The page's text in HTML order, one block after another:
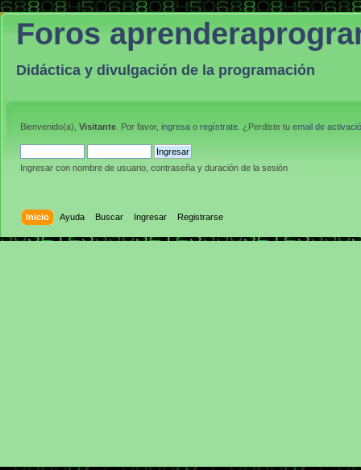
Foros
Didáctica y divulgación de la programación
Bienvenido(a), Visitante . Por favor, ingresa o regístrate . ¿Perdiste tu email de
Ingresar con nombre de usuario, contraseña y duración de la sesión
Inicio Ayuda Buscar Ingresar Registrarse